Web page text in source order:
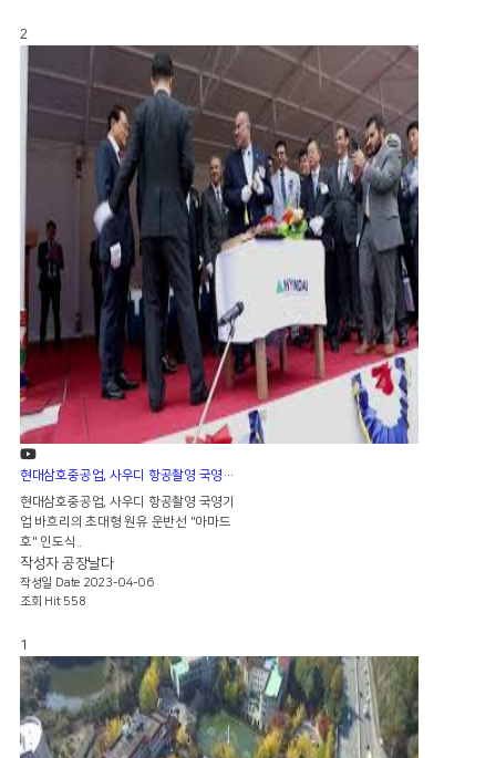
2
현대삼호중공업, 사우디 항공촬영 국영기업 바흐리의 초대형 원유 운반선 "아마드호" 인도식
현대삼호중공업, 사우디 항공촬영 국영기
업 바흐리의 초대형 원유 운반선 "아마드
호" 인도식..
작성자 공장날다
작성일 Date 2023-04-06
조회 Hit 558
1